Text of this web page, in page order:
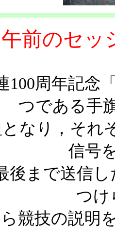
午前のセッ
100周年記念
つである手
なり，それ
信号
後まで送信
つけ
競技の説明